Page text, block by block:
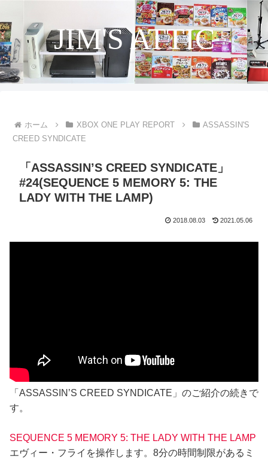
JIM'S ATTIC
ホーム XBOX ONE PLAY REPORT
ASSASSIN'S
CREED SYNDICATE
「ASSASSIN’S CREED SYNDICATE」
#24(SEQUENCE 5 MEMORY 5: THE
LADY WITH THE LAMP)
2018.08.03 2021.05.06
「ASSASSIN’S CREED SYNDICATE」のご紹介の続きで
す。
SEQUENCE 5 MEMORY 5: THE LADY WITH THE LAMP
エヴィー・フライを操作します。8分の時間制限があるミ